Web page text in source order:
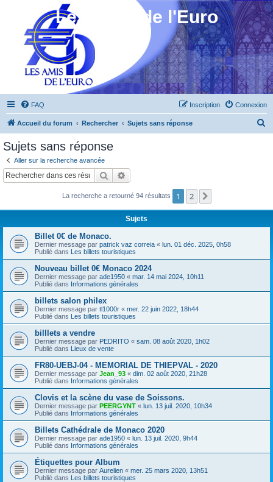
Les Amis de l'Euro
FAQ Connexion
Inscription
Accueil du forum Rechercher Sujets sans réponse
c
Sujets sans réponse
Aller sur la recherche avancée
Rechercher
La recherche a retourné 94 résultats 1 2
Sujets
Billet 0€ de Monaco.
Dernier message par patrick vaz correia « lun. 01 déc. 2025, 0h58
Publié dans Les billets touristiques
Nouveau billet 0€ Monaco 2024
Dernier message par ade1950 « mar. 14 mai 2024, 10h11
Publié dans Informations générales
billets salon philex
Dernier message par tl1000r « mer. 22 juin 2022, 18h44
Publié dans Les billets touristiques
billlets a vendre
Dernier message par PEDRITO « sam. 08 août 2020, 1h02
Publié dans Lieux de vente
FR80-UEBJ-04 - MEMORIAL DE THIEPVAL - 2020
Dernier message par Jean_93 « dim. 02 août 2020, 21h28
Publié dans Informations générales
Clovis et la scène du vase de Soissons.
Dernier message par PEERGYNT « lun. 13 juil. 2020, 10h34
Publié dans Informations générales
Billets Cathédrale de Monaco 2020
Dernier message par ade1950 « lun. 13 juil. 2020, 9h44
Publié dans Informations générales
Étiquettes pour Album
Dernier message par Aurelien « mer. 25 mars 2020, 13h51
Publié dans Les billets touristiques